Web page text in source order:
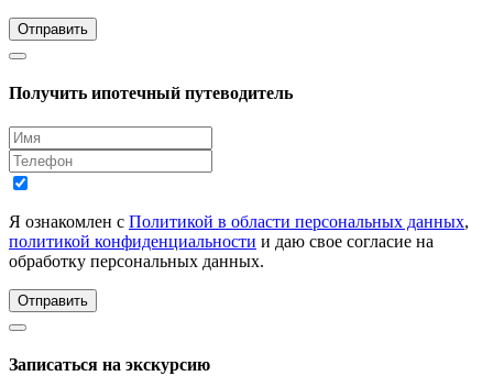
Отправить
Получить ипотечный путеводитель
Я ознакомлен с Политикой в области персональных данных,
политикой конфиденциальности и даю свое согласие на
обработку персональных данных.
Отправить
Записаться на экскурсию